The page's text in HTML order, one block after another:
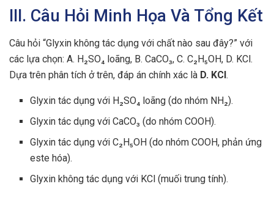
III. Câu Hỏi Minh Họa Và Tổng Kết
Câu hỏi “Glyxin không tác dụng với chất nào sau đây?” với
các lựa chọn: A. H₂SO₄ loãng, B. CaCO₃, C. C₂H₅OH, D. KCl.
Dựa trên phân tích ở trên, đáp án chính xác là D. KCl.
Glyxin tác dụng với H₂SO₄ loãng (do nhóm NH₂).
Glyxin tác dụng với CaCO₃ (do nhóm COOH).
Glyxin tác dụng với C₂H₅OH (do nhóm COOH, phản ứng
este hóa).
Glyxin không tác dụng với KCl (muối trung tính).